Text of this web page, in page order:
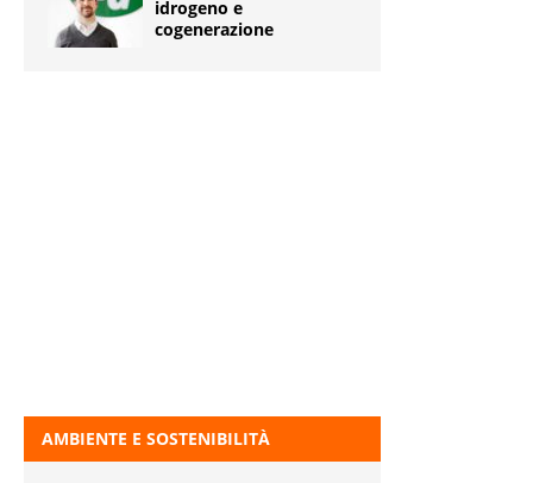
idrogeno e
cogenerazione
AMBIENTE E SOSTENIBILITÀ